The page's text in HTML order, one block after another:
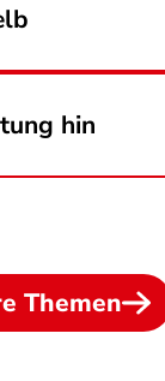
hin
Themen